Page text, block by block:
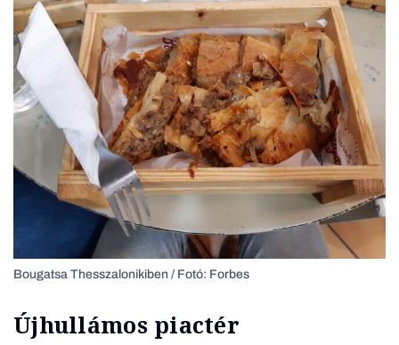
Bougatsa Thesszalonikiben / Fotó: Forbes
Újhullámos piactér